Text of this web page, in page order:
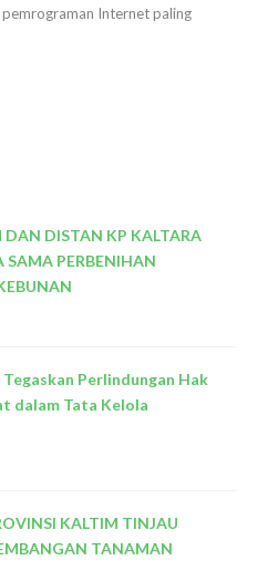
Internet paling
DAN DISTAN KP KALTARA
SAMA PERBENIHAN
Perlindungan Hak
dalam Tata Kelola
KALTIM TINJAU
TANAMAN